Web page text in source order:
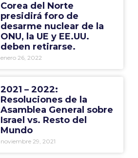
Corea del Norte
presidirá foro de
desarme nuclear de la
ONU, la UE y EE.UU.
deben retirarse.
enero 26, 2022
2021 – 2022:
Resoluciones de la
Asamblea General sobre
Israel vs. Resto del
Mundo
noviembre 29, 2021